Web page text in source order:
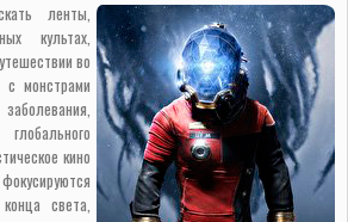
ленты,
культах,
во
монстрами
кино
света,